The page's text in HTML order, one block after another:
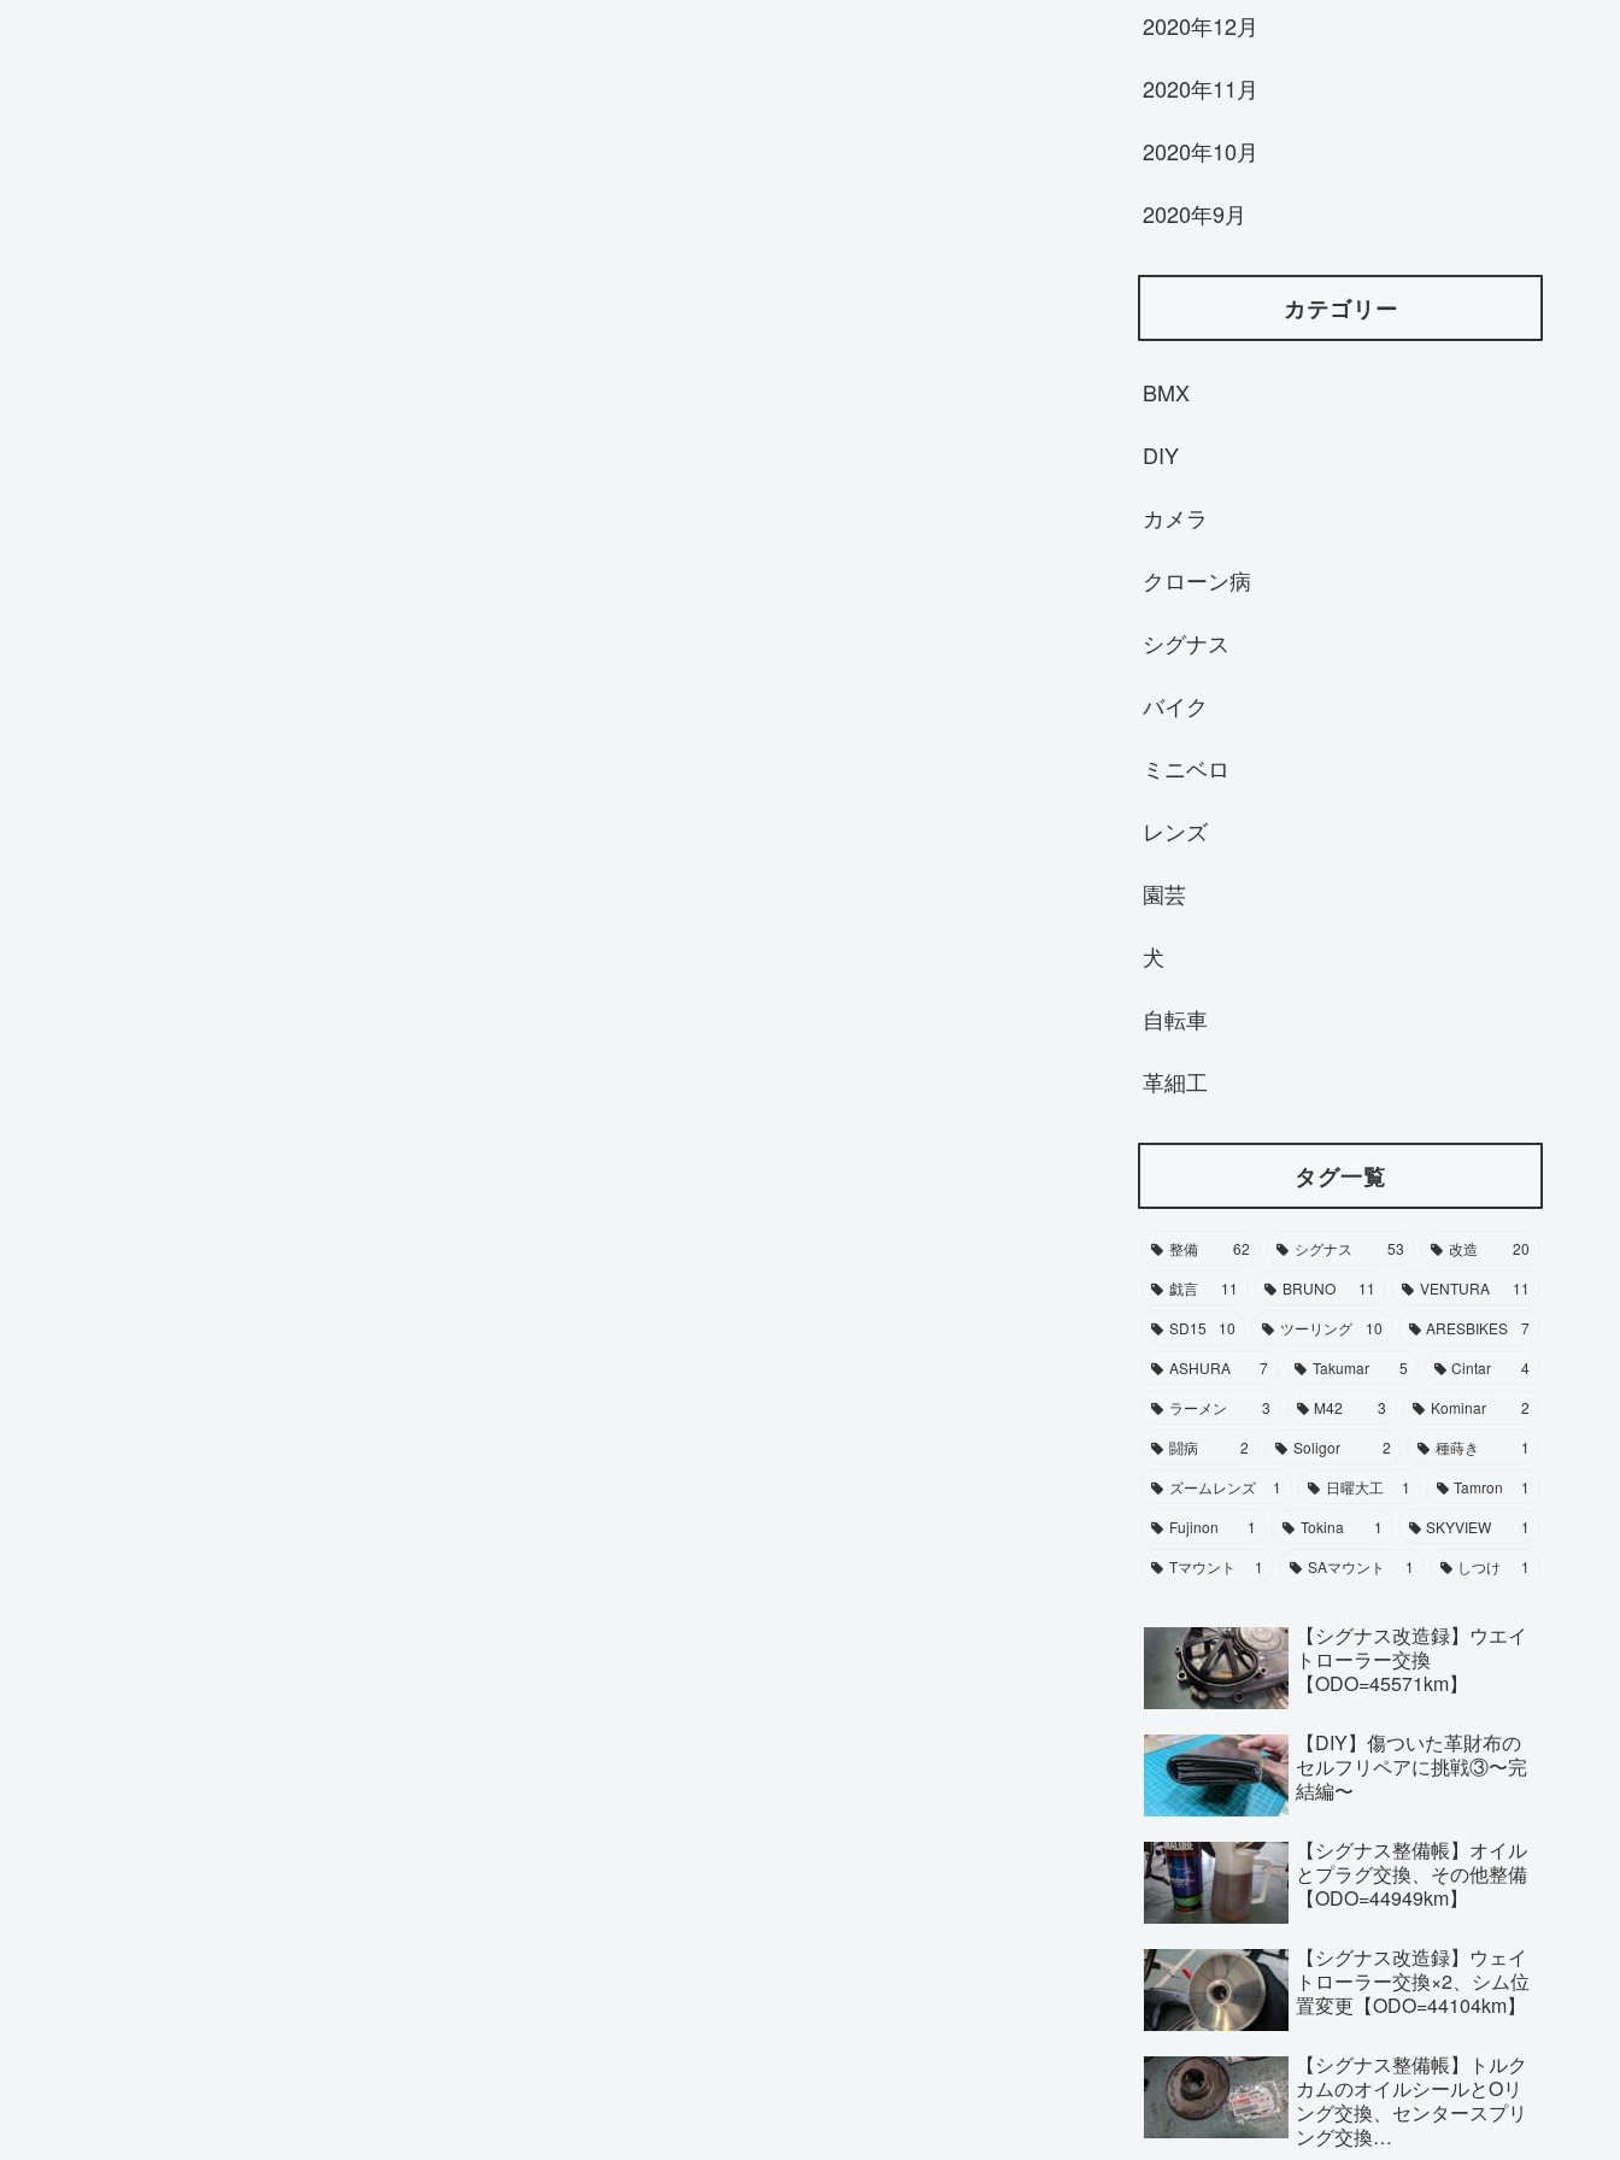
2020年12月
2020年11月
2020年10月
2020年9月
カテゴリー
BMX
DIY
カメラ
クローン病
シグナス
バイク
ミニベロ
レンズ
園芸
犬
自転車
革細工
タグ一覧
整備 62 シグナス 53 改造
20
戯言
11 BRUNO 11 VENTURA
11
SD15
10 ツーリング 10 ARESBIKES
7
ASHURA
7 Takumar 5 Cintar
4
ラーメン
3 M42 3 Kominar
2
闘病
2 Soligor 2 種蒔き
1
ズームレンズ
1 日曜大工 1 Tamron
1
Fujinon
1 Tokina 1 SKYVIEW
1
Tマウント
1 SAマウント 1 しつけ 1
【シグナス改造録】ウエイ
トローラー交換
【ODO=45571km】
【DIY】傷ついた革財布の
セルフリペアに挑戦③〜完
結編〜
【シグナス整備帳】オイル
とプラグ交換、その他整備
【ODO=44949km】
【シグナス改造録】ウェイ
トローラー交換×2、シム位
置変更【ODO=44104km】
【シグナス整備帳】トルク
カムのオイルシールとOリ
ング交換、センタースプリ
ング交換